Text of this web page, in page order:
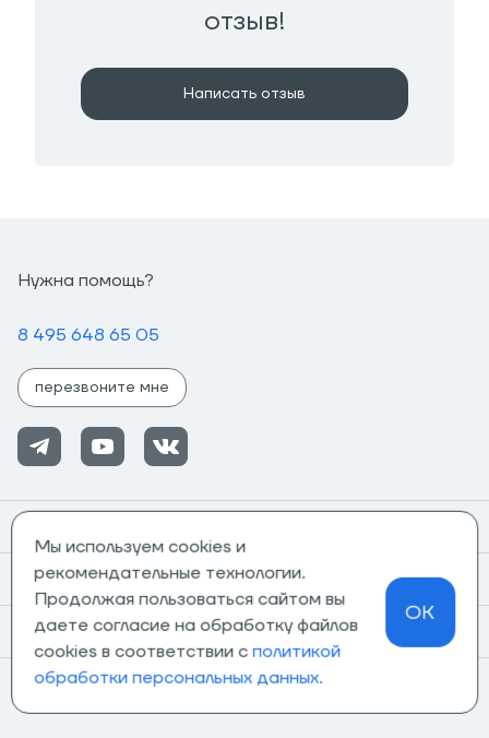
отзыв!
Написать отзыв
Нужна помощь?
8 495 648 65 05
перезвоните мне
Информация
О компании
Магазины
Мы используем cookies и
рекомендательные технологии.
Продолжая пользоваться сайтом вы
даете согласие на обработку файлов
cookies в соответствии с политикой
обработки персональных данных.
OK